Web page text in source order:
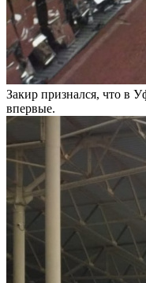
Закир признался, что в
впервые.